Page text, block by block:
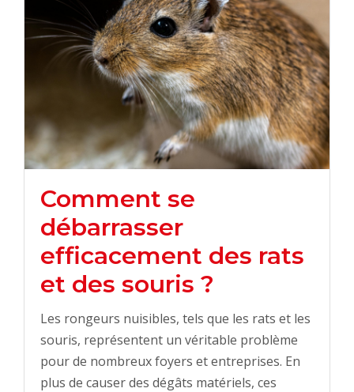
Comment se
débarrasser
efficacement des rats
et des souris ?
Les rongeurs nuisibles, tels que les rats et les
souris, représentent un véritable problème
pour de nombreux foyers et entreprises. En
plus de causer des dégâts matériels, ces